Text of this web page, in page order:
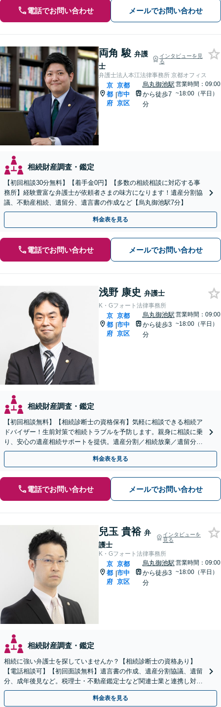
電話でお問い合わせ メールでお問い合わせ
両角 駿 弁護
士
インタビューを見
る
弁護士法人本江法律事務所 京都オフィス
京
都
府
|
京都
市中
京区
烏丸御池駅
から徒歩7
分
営業時間：09:00
~18:00（平日）
相続財産調査・鑑定
【初回相談30分無料】【着手金0円】【多数の相続相談に対応する事
務所】経験豊富な弁護士が依頼者さまの味方になります！遺産分割協
議、不動産相続、遺留分、遺言書の作成など【烏丸御池駅7分】
料金表を見る
電話でお問い合わせ メールでお問い合わせ
浅野 康史 弁護士
K・Gフォート法律事務所
京
都
府
|
京都
市中
京区
烏丸御池駅
から徒歩3
分
営業時間：09:00
~18:00（平日）
相続財産調査・鑑定
【初回相談無料】【相続診断士の資格保有】気軽に相談できる相続ア
ドバイザー！生前対策で相続トラブルを予防します。親身に相談に乗
り、安心の遺産相続サポートを提供。遺産分割／相続放棄／遺留分も
お任せ！【出張サポート】【完全個室】【丸太町駅6分】
料金表を見る
電話でお問い合わせ メールでお問い合わせ
兒玉 貴裕 弁
護士
インタビューを
見る
K・Gフォート法律事務所
京
都
府
|
京都
市中
京区
烏丸御池駅
から徒歩3
分
営業時間：09:00
~18:00（平日）
相続財産調査・鑑定
相続に強い弁護士を探していませんか？【相続診断士の資格あり】
【電話相談可】【初回面談無料】遺言書の作成、遺産分割協議、遺留
分、成年後見など。税理士・不動産鑑定士など関連士業と連携し対応
可能です
料金表を見る